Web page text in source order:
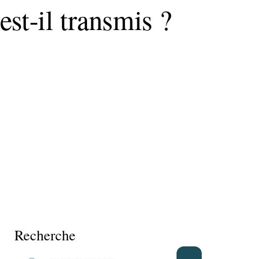
il transmis ?
Recherche